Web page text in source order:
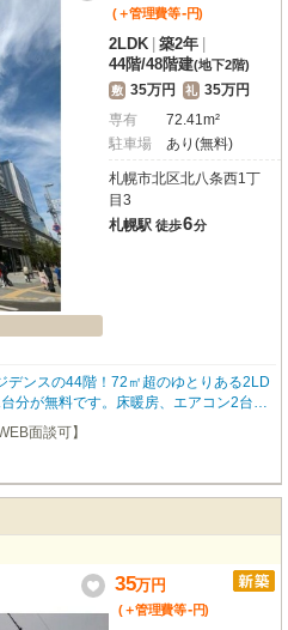
できる設計。
(＋管理費等-円)
2LDK 築2年
44階/48階建(地下2階)
敷 35万円 礼 35万円
専有
72.41m²
駐車場
あり(無料)
札幌市北区北八条西1丁
目3
札幌駅 徒歩6分
デンスの44階！72㎡超のゆとりある2LD
分が無料です。床暖房、エアコン2台、
ークインクローゼットなど設備も充実。
すめです♪
面談可】
35万円
(＋管理費等-円)